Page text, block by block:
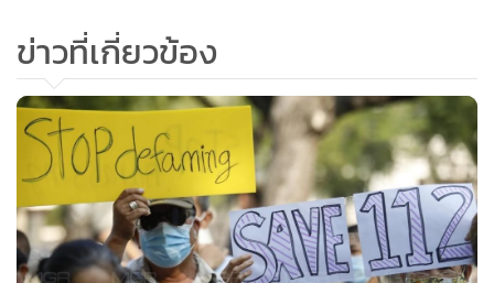
ทั้งนี้ นายสมยศถูกศาลฎีกาพิพากษาให้จำคุก 6 ปี กรณีที่จัดพิมพ์
และเผยแพร่นิตยสาร VOICE OF TAKSIN ซึ่งมีเนื้อหากระทบ
สถาบันเบื้องสูง และถูกจำคุกเพิ่ม 1 ปีในคดีหมิ่นประมาท
พล.อ.สพรั่ง กัลยาณมิตร โดยพ้นโทษออกมาเมื่อวันที่ 30 เม.ย.
2561
ข่าวที่เกี่ยวข้อง